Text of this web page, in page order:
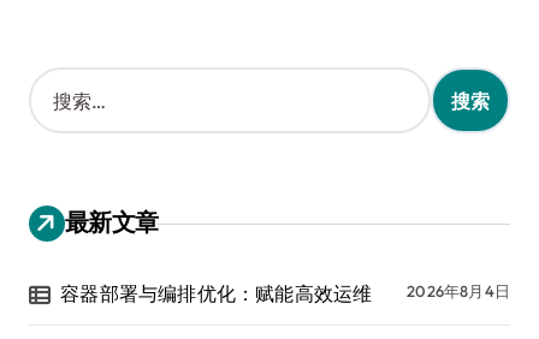
搜
索
：
最新文章
容器部署与编排优化：赋能高效运维 2026年8月4日